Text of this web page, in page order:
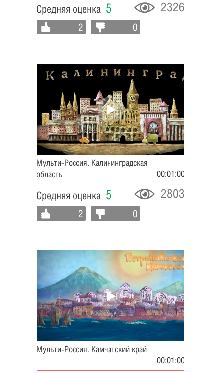
Средняя оценка 5 2326
2 0
Мульти-Россия. Калининградская
область
00:01:00
Средняя оценка 5 2803
2 0
Мульти-Россия. Камчатский край
00:01:00